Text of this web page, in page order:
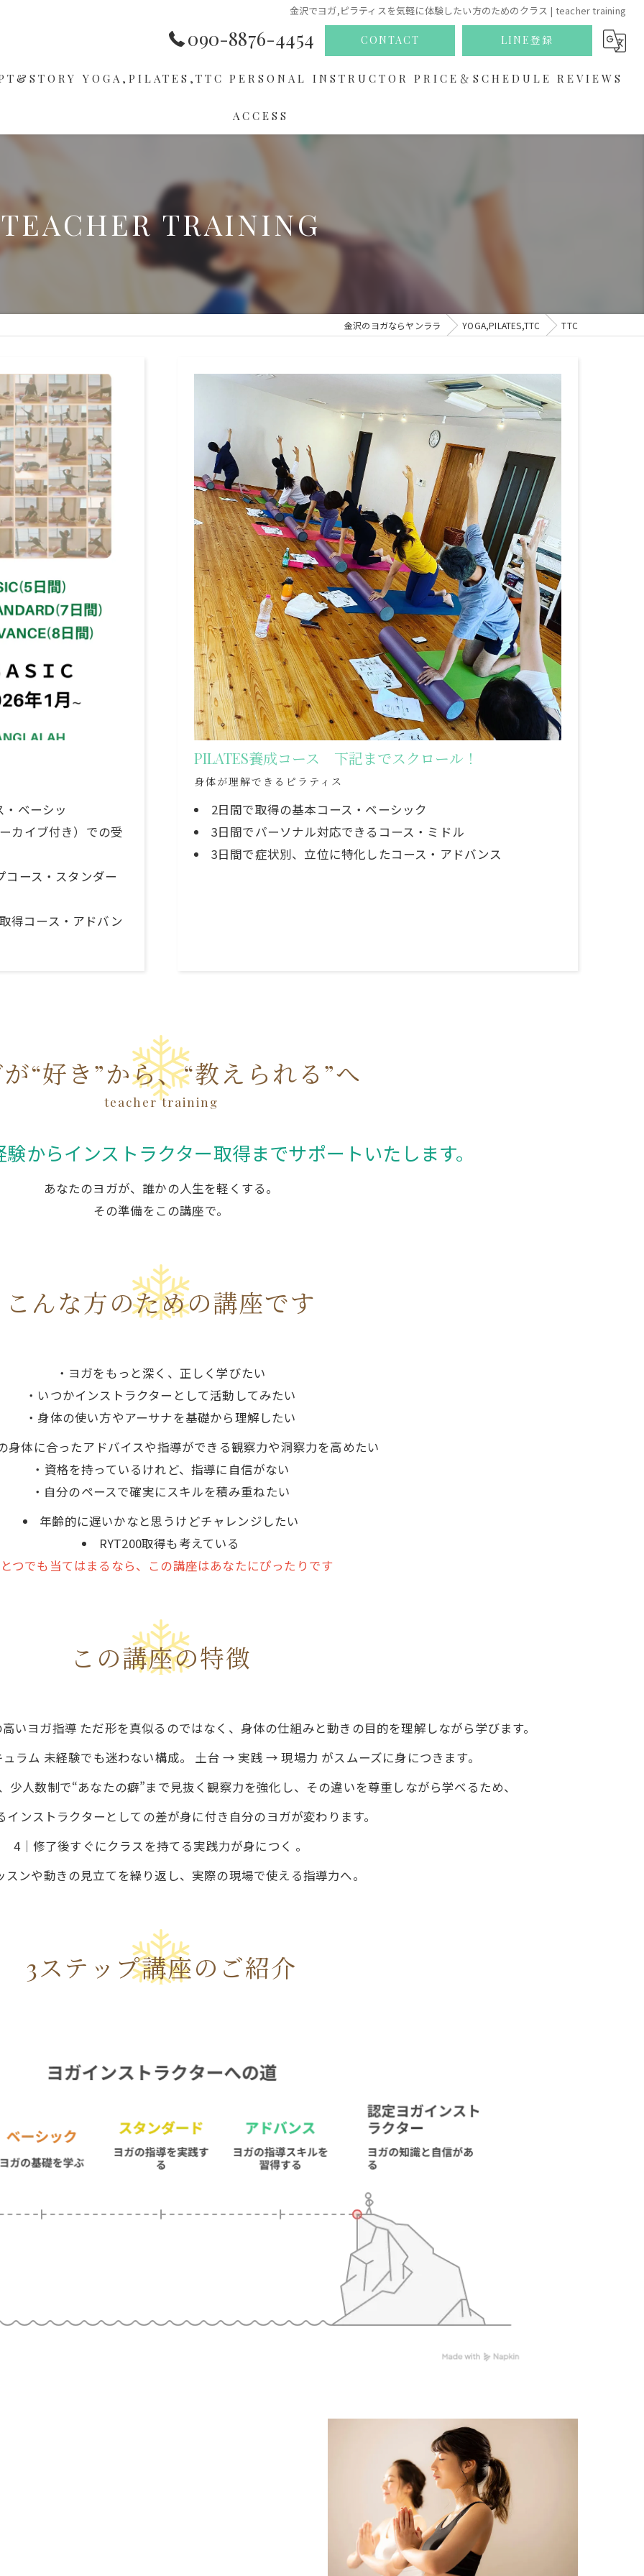
金沢でヨガ,ピラティスを気軽に体験したい方のためのクラス | teacher training
090-8876-4454 CONTACT LINE登録
YOGA,PILATES,TTC PERSONAL INSTRUCTOR PRICE＆SCHEDULE REVIEWS
ACCESS
TEACHER TRAINING
金沢のヨガならヤンララ YOGA,PILATES,TTC TTC
ベーシッ
ブ付き）での受
ース・スタンダー
得コース・アドバン
PILATES養成コース 下記までスクロール！
身体が理解できるピラティス
2日間で取得の基本コース・ベーシック
3日間でパーソナル対応できるコース・ミドル
3日間で症状別、立位に特化したコース・アドバンス
“好き”から、“教えられる”へ
teacher training
からインストラクター取得までサポートいたします。
あなたのヨガが、誰かの人生を軽くする。
その準備をこの講座で。
こんな方のための講座です
・ヨガをもっと深く、正しく学びたい
・いつかインストラクターとして活動してみたい
・身体の使い方やアーサナを基礎から理解したい
身体に合ったアドバイスや指導ができる観察力や洞察力を高めたい
・資格を持っているけれど、指導に自信がない
・自分のペースで確実にスキルを積み重ねたい
年齢的に遅いかなと思うけどチャレンジしたい
RYT200取得も考えている
つでも当てはまるなら、この講座はあなたにぴったりです
この講座の特徴
いヨガ指導 ただ形を真似るのではなく、身体の仕組みと動きの目的を理解しながら学びます。
ラム 未経験でも迷わない構成。 土台 → 実践 → 現場力 がスムーズに身につきます。
人数制で“あなたの癖”まで見抜く観察力を強化し、その違いを尊重しながら学べるため、
インストラクターとしての差が身に付き自分のヨガが変わります。
4｜修了後すぐにクラスを持てる実践力が身につく 。
スンや動きの見立てを繰り返し、実際の現場で使える指導力へ。
3ステップ講座のご紹介